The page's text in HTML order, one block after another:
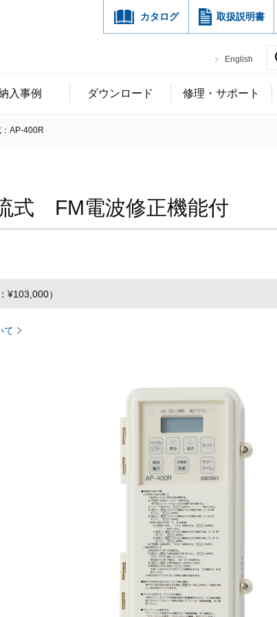
English
カタログ 取扱説明書
入事例 ダウンロード 修理・サポート
AP-400R
式 FM電波修正機能付
¥103,000）
て